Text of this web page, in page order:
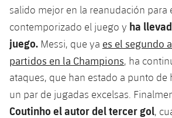
Fotos
VALORANT Game Changers
eFootball
salido mejor en la reanudación para
contemporizado el juego y ha
juego. Messi, que ya es el segundo
partidos en la Champions, ha
ataques, que han estado a punto de
un par de jugadas excelsas.
Coutinho el autor del tercer gol,